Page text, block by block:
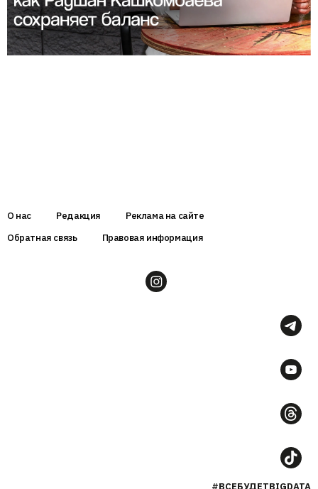
О нас Редакция
Реклама на сайте
Обратная связь
Правовая информация
#ВСЕБУДЕТBIGDATA